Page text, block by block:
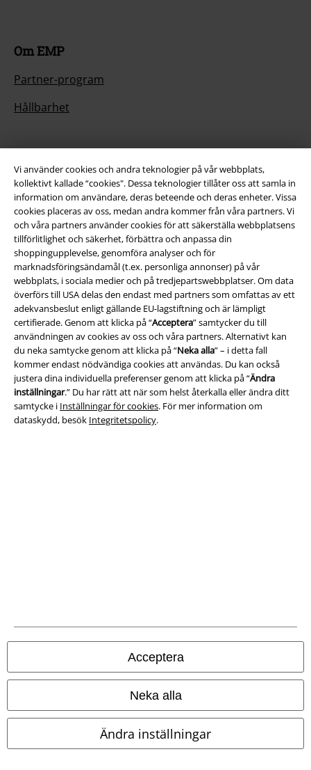
Vi använder cookies och andra teknologier på vår webbplats,
kollektivt kallade “cookies". Dessa teknologier tillåter oss att samla in
information om användare, deras beteende och deras enheter. Vissa
cookies placeras av oss, medan andra kommer från våra partners. Vi
och våra partners använder cookies för att säkerställa webbplatsens
tillförlitlighet och säkerhet, förbättra och anpassa din
shoppingupplevelse, genomföra analyser och för
marknadsföringsändamål (t.ex. personliga annonser) på vår
webbplats, i sociala medier och på tredjepartswebbplatser. Om data
överförs till USA delas den endast med partners som omfattas av ett
adekvansbeslut enligt gällande EU-lagstiftning och är lämpligt
certifierade. Genom att klicka på “Acceptera” samtycker du till
användningen av cookies av oss och våra partners. Alternativt kan
du neka samtycke genom att klicka på “Neka alla” – i detta fall
kommer endast nödvändiga cookies att användas. Du kan också
justera dina individuella preferenser genom att klicka på “Ändra
inställningar.” Du har rätt att när som helst återkalla eller ändra ditt
samtycke i Inställningar för cookies. För mer information om
dataskydd, besök Integritetspolicy.
Acceptera
Neka alla
Ändra inställningar
Om EMP
Partner-program
Hållbarhet
Bli en del av gemenskapen!
Betalningsmetod
A Warner Music Group Company